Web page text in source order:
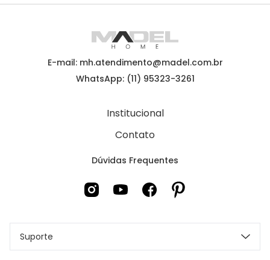
E-mail: mh.atendimento@madel.com.br
WhatsApp: (11) 95323-3261
Institucional
Contato
Dúvidas Frequentes
Suporte